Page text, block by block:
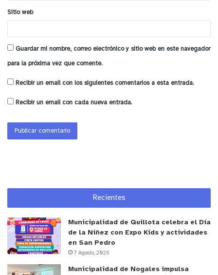
Las donaciones realizadas no están afectas a
cobranzas, por ende, Esval aportará con la
Sitio web
Guardar mi nombre, correo electrónico y sitio web en este navegador
para la próxima vez que comente.
Recibir un email con los siguientes comentarios a esta entrada.
Recibir un email con cada nueva entrada.
Recientes
Municipalidad de Quillota celebra el Día
de la Niñez con Expo Kids y actividades
en San Pedro
7 Agosto, 2026
Municipalidad de Nogales impulsa